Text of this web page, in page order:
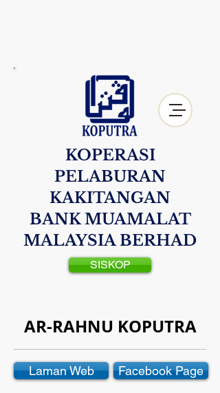
KOPERASI
PELABURAN
KAKITANGAN
BANK MUAMALAT
MALAYSIA BERHAD
SISKOP
AR-RAHNU KOPUTRA
Laman Web Facebook Page